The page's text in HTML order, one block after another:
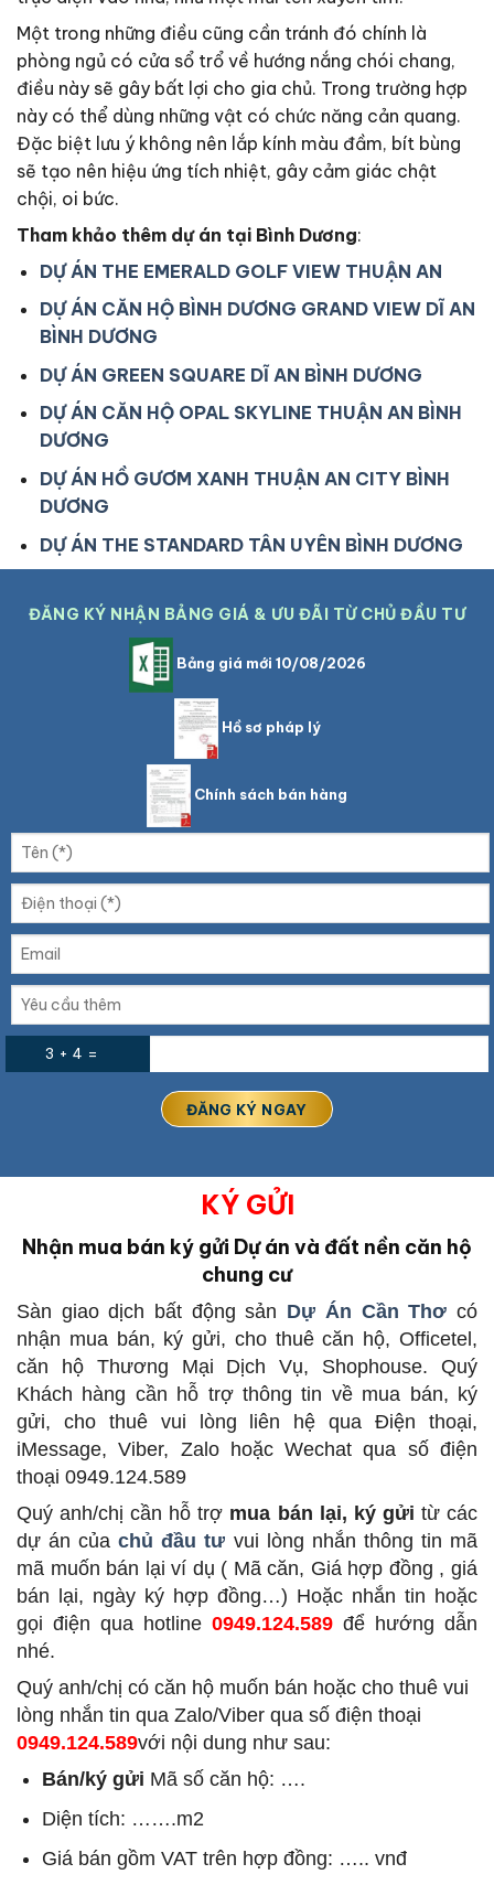
Một trong những điều cũng cần tránh đó chính là
phòng ngủ có cửa sổ trổ về hướng nắng chói chang,
điều này sẽ gây bất lợi cho gia chủ. Trong trường hợp
này có thể dùng những vật có chức năng cản quang.
Đặc biệt lưu ý không nên lắp kính màu đầm, bít bùng
sẽ tạo nên hiệu ứng tích nhiệt, gây cảm giác chật
chội, oi bức.
Tham khảo thêm dự án tại Bình Dương:
DỰ ÁN THE EMERALD GOLF VIEW THUẬN AN
DỰ ÁN CĂN HỘ BÌNH DƯƠNG GRAND VIEW DĨ AN
BÌNH DƯƠNG
DỰ ÁN GREEN SQUARE DĨ AN BÌNH DƯƠNG
DỰ ÁN CĂN HỘ OPAL SKYLINE THUẬN AN BÌNH
DƯƠNG
DỰ ÁN HỒ GƯƠM XANH THUẬN AN CITY BÌNH
DƯƠNG
DỰ ÁN THE STANDARD TÂN UYÊN BÌNH DƯƠNG
ĐĂNG KÝ NHẬN BẢNG GIÁ & ƯU ĐÃI TỪ CHỦ ĐẦU TƯ
Bảng giá mới 10/08/2026
Hồ sơ pháp lý
Chính sách bán hàng
3 + 4 =
KÝ GỬI
Nhận mua bán ký gửi Dự án và đất nền căn hộ
chung cư
Sàn giao dịch bất động sản Dự Án Cần Thơ có
nhận mua bán, ký gửi, cho thuê căn hộ, Officetel,
căn hộ Thương Mại Dịch Vụ, Shophouse. Quý
Khách hàng cần hỗ trợ thông tin về mua bán, ký
gửi, cho thuê vui lòng liên hệ qua Điện thoại,
iMessage, Viber, Zalo hoặc Wechat qua số điện
thoại 0949.124.589
Quý anh/chị cần hỗ trợ mua bán lại, ký gửi từ các
dự án củachủ đầu tư vui lòng nhắn thông tin mã
mã muốn bán lại ví dụ ( Mã căn, Giá hợp đồng , giá
bán lại, ngày ký hợp đồng…) Hoặc nhắn tin hoặc
gọi điện qua hotline 0949.124.589 để hướng dẫn
nhé.
Quý anh/chị có căn hộ muốn bán hoặc cho thuê vui
lòng nhắn tin qua Zalo/Viber qua số điện thoại
0949.124.589với nội dung như sau:
Bán/ký gửi Mã số căn hộ: ….
Diện tích: …….m2
Giá bán gồm VAT trên hợp đồng: ….. vnđ